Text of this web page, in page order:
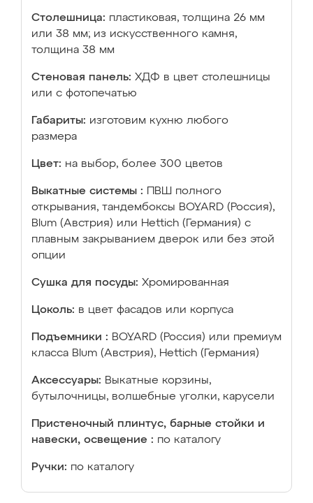
Столешница: пластиковая, толщина 26 мм
или 38 мм; из искусственного камня,
толщина 38 мм
Стеновая панель: ХДФ в цвет столешницы
или с фотопечатью
Габариты: изготовим кухню любого
размера
Цвет: на выбор, более 300 цветов
Выкатные системы :
ПВШ полного
открывания, тандембоксы BOYARD (Россия),
Blum (Австрия) или Hettich (Германия) с
плавным закрыванием дверок или без этой
опции
Сушка для посуды: Хромированная
Цоколь: в цвет фасадов или корпуса
Подъемники : BOYARD (Россия) или премиум
класса Blum (Австрия), Hettich (Германия)
Аксессуары: Выкатные корзины,
бутылочницы, волшебные уголки, карусели
Пристеночный плинтус, барные стойки и
навески, освещение : по каталогу
Ручки: по каталогу